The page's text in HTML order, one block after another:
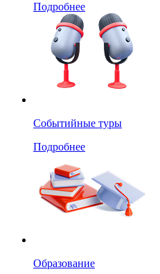
Подробнее
Событийные туры
Подробнее
Образование